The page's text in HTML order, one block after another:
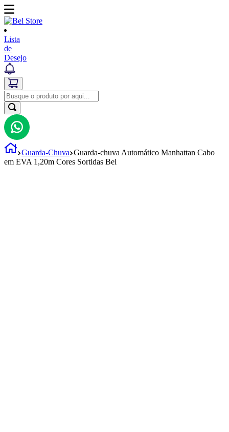
Lista
de
Desejo
Guarda-Chuva Guarda-chuva Automático Manhattan Cabo
em EVA 1,20m Cores Sortidas Bel